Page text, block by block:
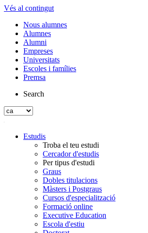
Vés al contingut
Nous alumnes
Alumnes
Alumni
Empreses
Universitats
Escoles i famílies
Premsa
Search
Estudis
Troba el teu estudi
Cercador d'estudis
Per tipus d'estudi
Graus
Dobles titulacions
Màsters i Postgraus
Cursos d'especialització
Formació online
Executive Education
Escola d'estiu